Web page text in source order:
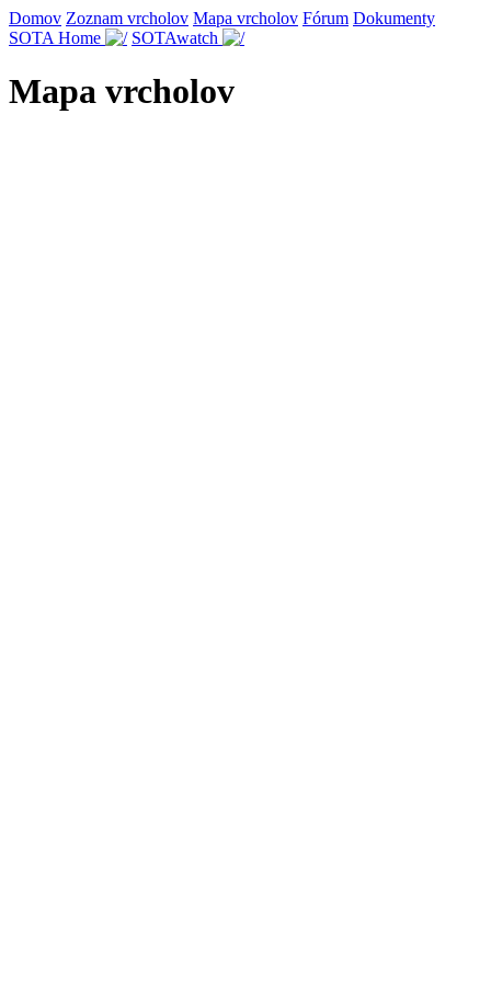
Domov Zoznam vrcholov Mapa vrcholov Fórum Dokumenty
SOTA Home
SOTAwatch
Mapa vrcholov